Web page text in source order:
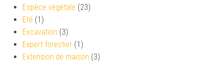
Espèce végétale (23)
Eté (1)
Excavation (3)
Expert forestier (1)
Extension de maison (3)